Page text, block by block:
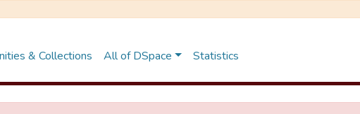
& Collections All of DSpace Statistics